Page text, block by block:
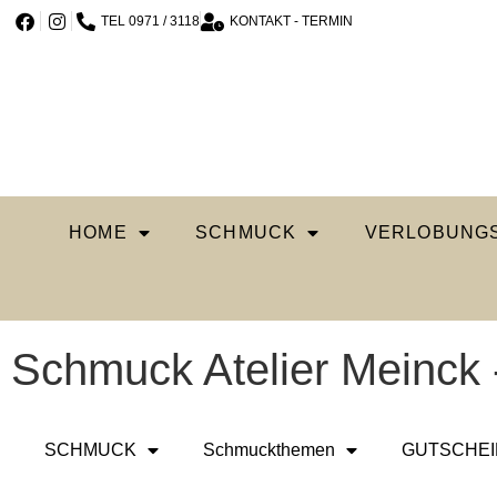
TEL 0971 / 3118 KONTAKT - TERMIN
HOME SCHMUCK
Schmuck Atelier Meinck
SCHMUCK Schmuckthemen